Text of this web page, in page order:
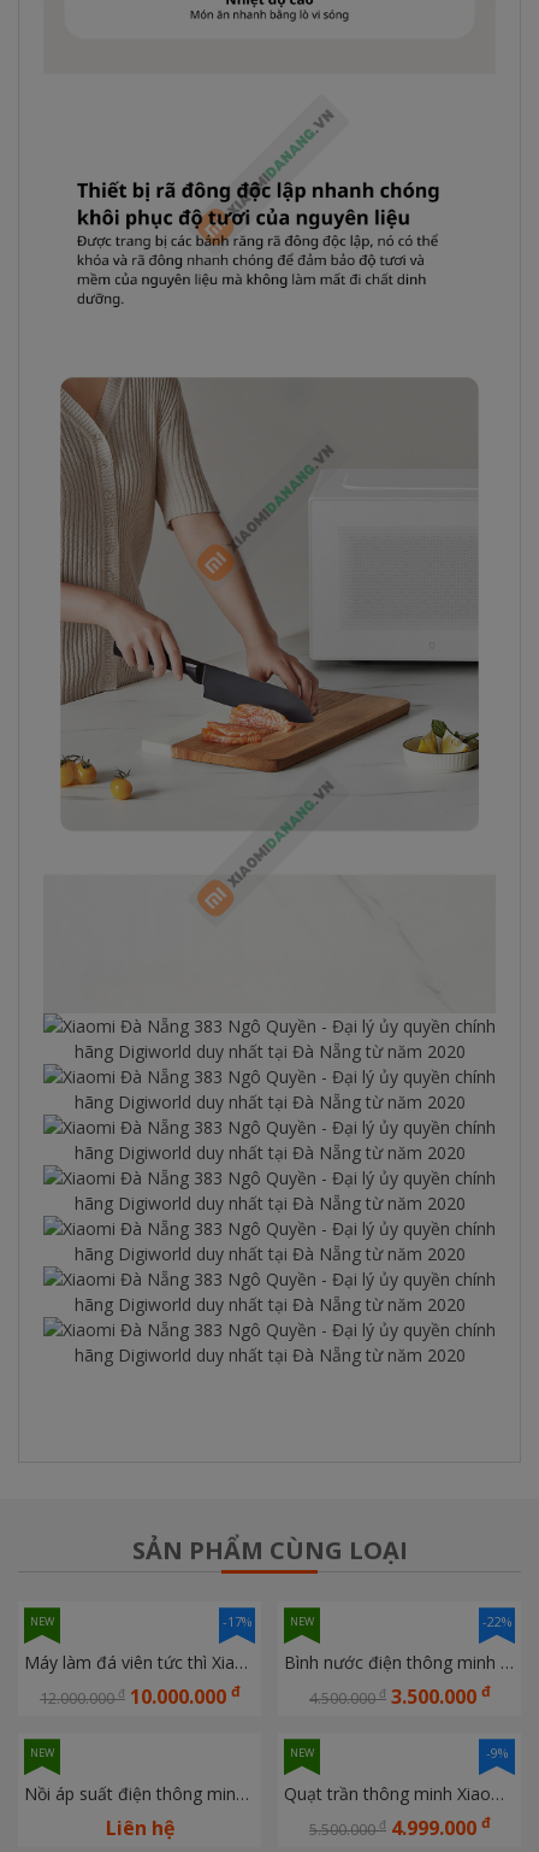
SẢN PHẨM CÙNG LOẠI
Máy làm đá viên tức thì Xiaomi Mijia Max Ice Maker
12.000.000đ 10.000.000 đ
-17%
NEW
Bình nước điện thông minh Xiaomi Mijia Pro 5L
4.500.000đ 3.500.000 đ
-22%
NEW
Nồi áp suất điện thông minh Xiaomi Mijia 2 Pro 5L
Liên hệ
NEW
Quạt trần thông minh Xiaomi Huayi Hurricane Series 60 inch có đèn LED
5.500.000đ 4.999.000 đ
-9%
NEW